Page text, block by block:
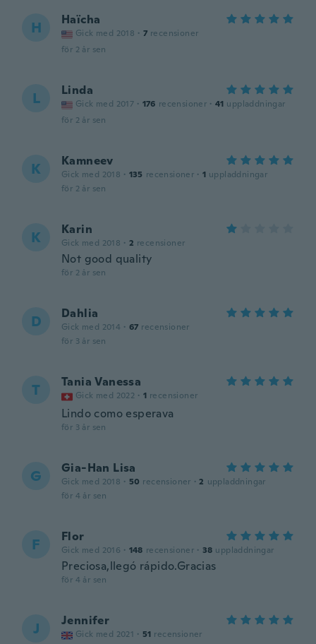
H Haïcha
Gick med 2018 · 7 recensioner
för 2 år sen
L Linda
Gick med 2017 · 176 recensioner · 41 uppladdningar
för 2 år sen
K Kamneev
Gick med 2018 · 135 recensioner · 1 uppladdningar
för 2 år sen
K Karin
Gick med 2018 · 2 recensioner
Not good quality
för 2 år sen
D Dahlia
Gick med 2014 · 67 recensioner
för 3 år sen
T Tania Vanessa
Gick med 2022 · 1 recensioner
Lindo como esperava
för 3 år sen
G Gia-Han Lisa
Gick med 2018 · 50 recensioner · 2 uppladdningar
för 4 år sen
F Flor
Gick med 2016 · 148 recensioner · 38 uppladdningar
Preciosa,llegó rápido.Gracias
för 4 år sen
J Jennifer
Gick med 2021 · 51 recensioner